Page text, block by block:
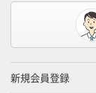
新規会員登録